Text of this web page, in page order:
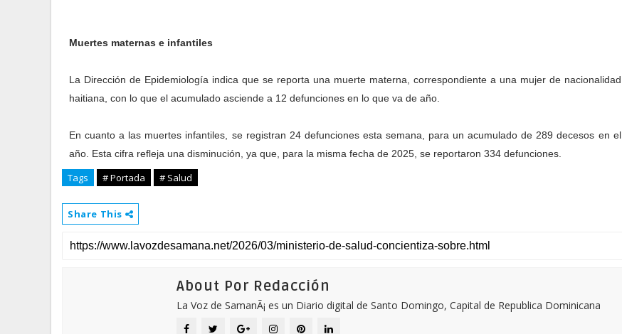
Muertes maternas e infantiles
La Dirección de Epidemiología indica que se reporta una muerte materna, correspondiente a una mujer de nacionalidad
haitiana, con lo que el acumulado asciende a 12 defunciones en lo que va de año.
En cuanto a las muertes infantiles, se registran 24 defunciones esta semana, para un acumulado de 289 decesos en el
año. Esta cifra refleja una disminución, ya que, para la misma fecha de 2025, se reportaron 334 defunciones.
Tags # Portada # Salud
Share This
About Por Redacción
La Voz de SamanÃ¡ es un Diario digital de Santo Domingo, Capital de Republica Dominicana